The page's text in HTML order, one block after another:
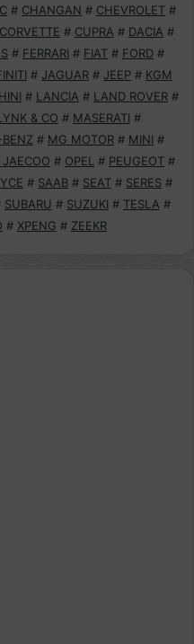
# CHANGAN # CHEVROLET #
CORVETTE # CUPRA # DACIA #
# FERRARI # FIAT # FORD #
# JAGUAR # JEEP # KGM
# LANCIA # LAND ROVER #
& CO # MASERATI #
# MG MOTOR # MINI #
# OPEL # PEUGEOT #
# SAAB # SEAT # SERES #
SUBARU # SUZUKI # TESLA #
# XPENG # ZEEKR